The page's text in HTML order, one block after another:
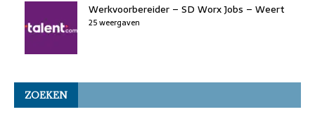
Werkvoorbereider – SD Worx Jobs – Weert
25 weergaven
ZOEKEN